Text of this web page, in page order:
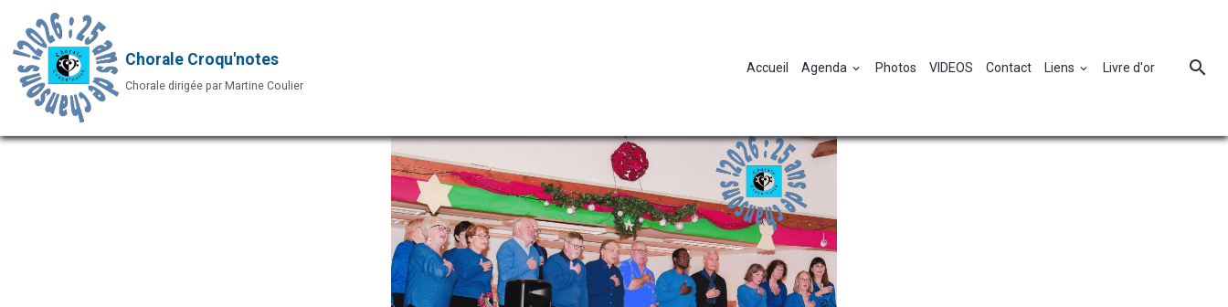
Chorale Croqu'notes
Chorale dirigée par Martine Coulier
Accueil Agenda Photos VIDEOS Contact Liens Livre d'or